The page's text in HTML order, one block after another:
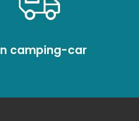
camping-car